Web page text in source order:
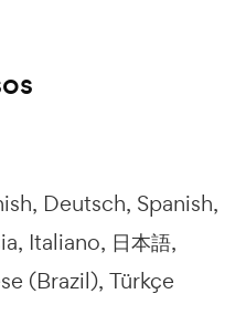
Deutsch Spanish
Italiano 日本語
(Brazil) Türkçe